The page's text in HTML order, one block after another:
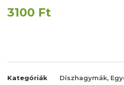
3100 Ft
Kategóriák Díszhagymák,